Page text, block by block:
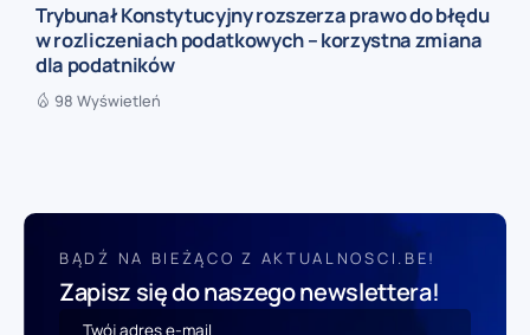
Trybunał Konstytucyjny rozszerza prawo do błędu
w rozliczeniach podatkowych – korzystna zmiana
dla podatników
98 Wyświetleń
BĄDŹ NA BIEŻĄCO Z AKTUALNOSCI.BE!
Zapisz się do naszego newslettera!